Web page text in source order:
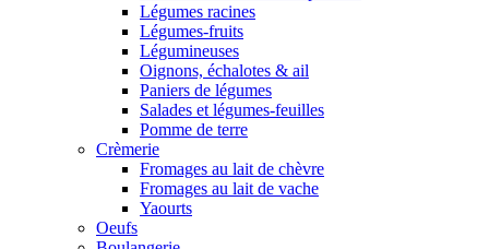
Légumes racines
Légumes-fruits
Légumineuses
Oignons, échalotes & ail
Paniers de légumes
Salades et légumes-feuilles
Pomme de terre
Crèmerie
Fromages au lait de chèvre
Fromages au lait de vache
Yaourts
Oeufs